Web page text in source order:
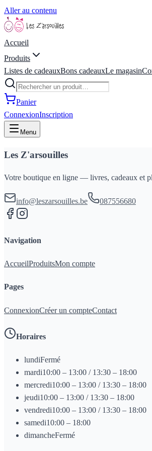
Aller au contenu
Accueil
Produits
Listes de cadeauxBons cadeauxLe magasin
Panier
ConnexionInscription
Menu
Les Z'arsouilles
Votre boutique en ligne — livres, cadeaux et
info@leszarsouilles.be 087556680
Navigation
AccueilProduitsMon compte
Pages
ConnexionCréer un compteContact
Horaires
lundiFermé
mardi10:00 – 13:00 / 13:30 – 18:00
mercredi10:00 – 13:00 / 13:30 – 18:00
jeudi10:00 – 13:00 / 13:30 – 18:00
vendredi10:00 – 13:00 / 13:30 – 18:00
samedi10:00 – 18:00
dimancheFermé